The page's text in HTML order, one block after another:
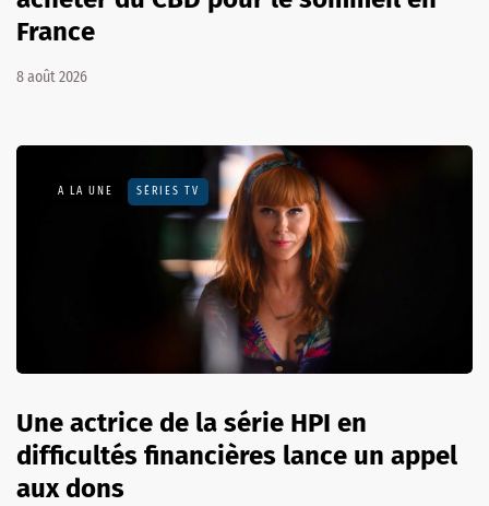
France
8 août 2026
A LA UNE SÉRIES TV
Une actrice de la série HPI en
difficultés financières lance un appel
aux dons